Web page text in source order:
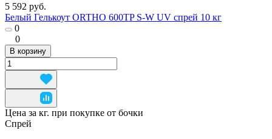
5 592 руб.
Белый Гелькоут ORTHO 600TP S-W UV спрей 10 кг
0
0
В корзину
Цена за кг. при покупке от бочки
Спрей